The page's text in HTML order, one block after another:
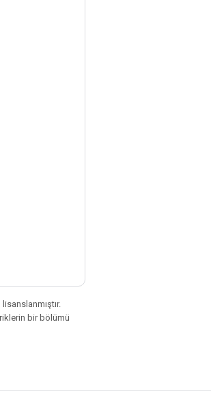
lisanslanmıştır.
bir bölümü